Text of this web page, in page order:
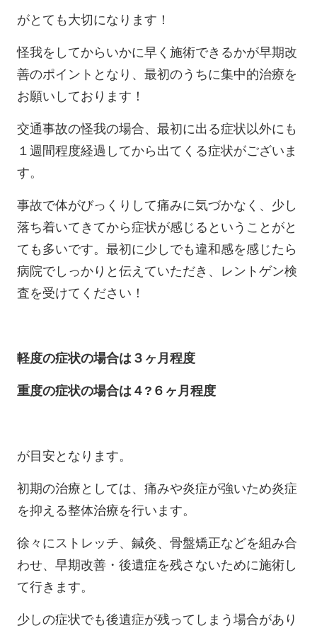
がとても大切になります！
怪我をしてからいかに早く施術できるかが早期改
善のポイントとなり、最初のうちに集中的治療を
お願いしております！
交通事故の怪我の場合、最初に出る症状以外にも
１週間程度経過してから出てくる症状がございま
す。
事故で体がびっくりして痛みに気づかなく、少し
落ち着いてきてから症状が感じるということがと
ても多いです。最初に少しでも違和感を感じたら
病院でしっかりと伝えていただき、レントゲン検
査を受けてください！
軽度の症状の場合は３ヶ月程度
重度の症状の場合は４?６ヶ月程度
が目安となります。
初期の治療としては、痛みや炎症が強いため炎症
を抑える整体治療を行います。
徐々にストレッチ、鍼灸、骨盤矯正などを組み合
わせ、早期改善・後遺症を残さないために施術し
て行きます。
少しの症状でも後遺症が残ってしまう場合があり